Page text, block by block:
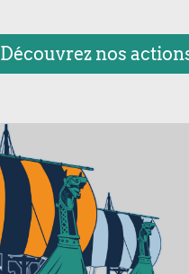
Découvrez nos